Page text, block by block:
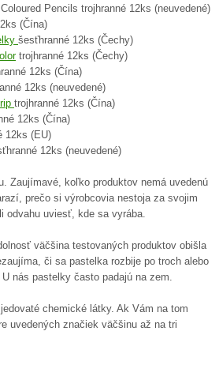
Coloured Pencils trojhranné 12ks (neuvedené)
(Čína)
šesťhranné 12ks (Čechy)
trojhranné 12ks (Čechy)
12ks (Čína)
12ks (neuvedené)
trojhranné 12ks (Čína)
12ks (Čína)
12ks (EU)
12ks (neuvedené)
Zaujímavé, koľko produktov nemá uvedenú
prečo si výrobcovia nestoja za svojim
odvahu uviesť, kde sa vyrába.
väčšina testovaných produktov obišla
či sa pastelka rozbije po troch alebo
nás pastelky často padajú na zem.
chemické látky. Ak Vám na tom
uvedených značiek väčšinu až na tri